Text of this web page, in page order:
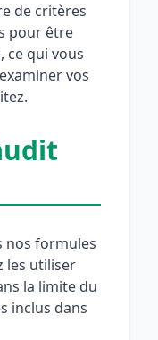
de critères
pour être
ce qui vous
vos
nos formules
les utiliser
la limite du
inclus dans